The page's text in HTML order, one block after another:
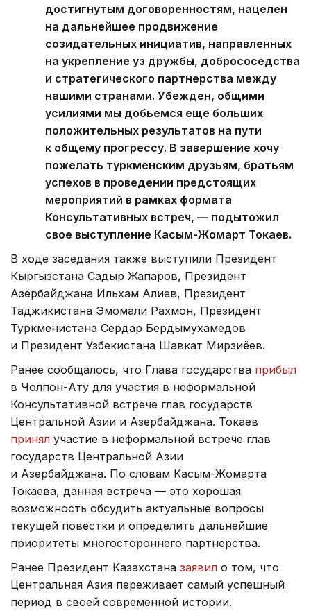
достигнутым договоренностям, нацелен
на дальнейшее продвижение
созидательных инициатив, направленных
на укрепление уз дружбы, добрососедства
и стратегического партнерства между
нашими странами. Убежден, общими
усилиями мы добьемся еще больших
положительных результатов на пути
к общему прогрессу. В завершение хочу
пожелать туркменским друзьям, братьям
успехов в проведении предстоящих
мероприятий в рамках формата
Консультативных встреч, — подытожил
свое выступление Касым-Жомарт Токаев.
В ходе заседания также выступили Президент
Кыргызстана Садыр Жапаров, Президент
Азербайджана Ильхам Алиев, Президент
Таджикистана Эмомали Рахмон, Президент
Туркменистана Сердар Бердымухамедов
и Президент Узбекистана Шавкат Мирзиёев.
Ранее сообщалось, что Глава государства прибыл
в Чолпон-Ату для участия в неформальной
Консультативной встрече глав государств
Центральной Азии и Азербайджана. Токаев
принял участие в неформальной встрече глав
государств Центральной Азии
и Азербайджана. По словам Касым-Жомарта
Токаева, данная встреча — это хорошая
возможность обсудить актуальные вопросы
текущей повестки и определить дальнейшие
приоритеты многостороннего партнерства.
Ранее Президент Казахстана заявил о том, что
Центральная Азия переживает самый успешный
период в своей современной истории.